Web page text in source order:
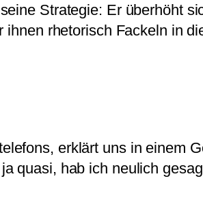
Strategie: Er überhöht
rhetorisch Fackeln in
erklärt uns in einem
quasi, hab ich neulich